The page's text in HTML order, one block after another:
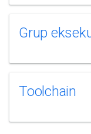
Grup
Toolchain